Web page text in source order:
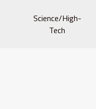
Science/High-
Tech